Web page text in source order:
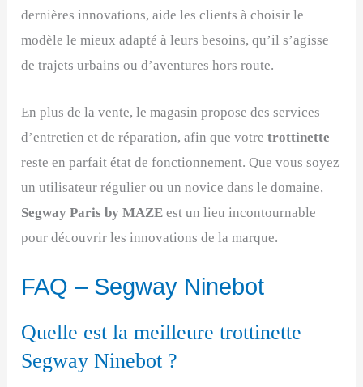
dernières innovations, aide les clients à choisir le
modèle le mieux adapté à leurs besoins, qu’il s’agisse
de trajets urbains ou d’aventures hors route.
En plus de la vente, le magasin propose des services
d’entretien et de réparation, afin que votretrottinette
reste en parfait état de fonctionnement. Que vous soyez
un utilisateur régulier ou un novice dans le domaine,
Segway Paris by MAZE est un lieu incontournable
pour découvrir les innovations de la marque.
FAQ – Segway Ninebot
Quelle est la meilleure trottinette
Segway Ninebot ?